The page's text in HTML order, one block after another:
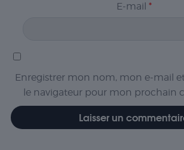
E-mail *
Enregistrer mon nom, mon e-mail
le navigateur pour mon prochain